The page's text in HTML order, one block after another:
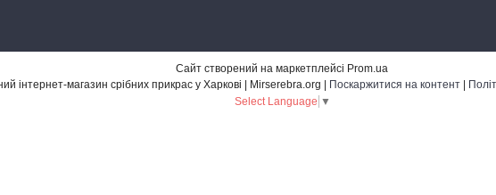
Сайт створений на маркетплейсі Prom.ua
Поскаржитися на контент
Select Language ▼